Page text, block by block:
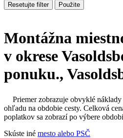
Resetujte filter
Použite
Montážna
v okrese
ponuku.,
Priemer zobrazuje obvyklé
ohľadu na obdobie cesty. Celková
poplatkov sa zobrazí po výbere
Skúste iné mesto alebo PSČ